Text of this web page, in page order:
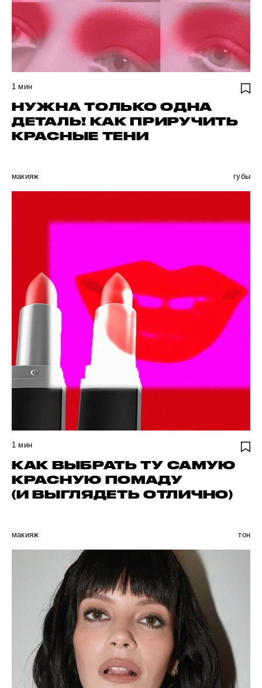
1 мин
НУЖНА ТОЛЬКО ОДНА
ДЕТАЛЬ! КАК ПРИРУЧИТЬ
КРАСНЫЕ ТЕНИ
макияж губы
1 мин
КАК ВЫБРАТЬ ТУ САМУЮ
КРАСНУЮ ПОМАДУ
(И ВЫГЛЯДЕТЬ ОТЛИЧНО)
макияж тон